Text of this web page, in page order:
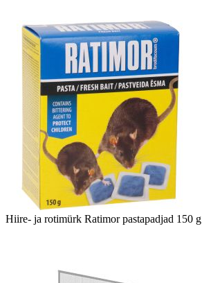
Hiire- ja rotimürk Ratimor pastapadjad 150 g